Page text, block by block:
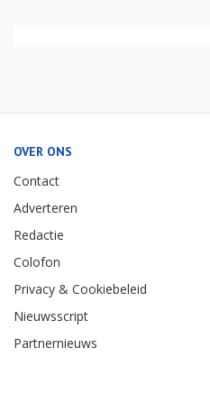
OVER ONS
Contact
Adverteren
Redactie
Colofon
Privacy & Cookiebeleid
Nieuwsscript
Partnernieuws